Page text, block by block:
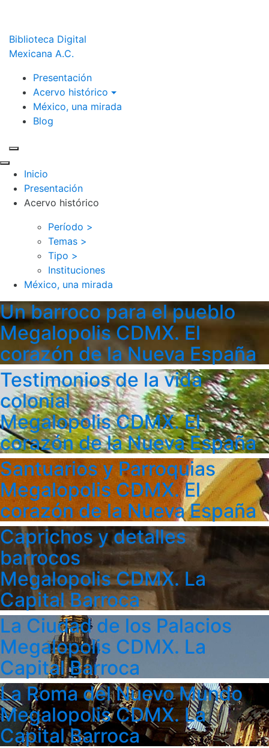
Biblioteca Digital
Mexicana A.C.
Presentación
Acervo histórico
México, una mirada
Blog
Inicio
Presentación
Acervo histórico
Período >
Temas >
Tipo >
Instituciones
México, una mirada
Un barroco para el pueblo
Megalopolis CDMX. El
corazón de la Nueva España
Testimonios de la vida
colonial
Megalopolis CDMX. El
corazón de la Nueva España
Santuarios y Parroquias
Megalopolis CDMX. El
corazón de la Nueva España
Caprichos y detalles
barrocos
Megalopolis CDMX. La
Capital Barroca
La Ciudad de los Palacios
Megalopolis CDMX. La
Capital Barroca
La Roma del Nuevo Mundo
Megalopolis CDMX. La
Capital Barroca